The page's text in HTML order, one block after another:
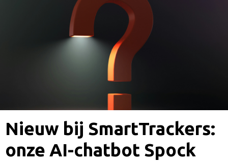
Nieuw bij SmartTrackers:
onze AI-chatbot Spock